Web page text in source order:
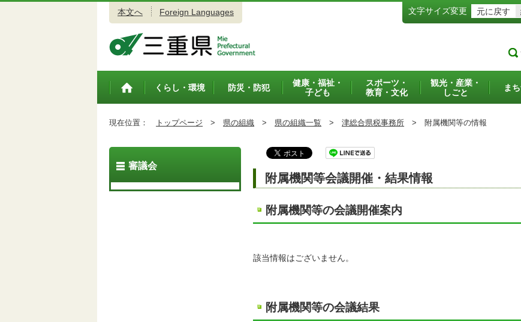
本文へ Foreign Languages 文字サイズ変更 元に戻す
トップペ
くらし・環境 防災・防犯
健康・福祉・
子ども
スポーツ・
教育・文化
観光・産業・
しごと
ま
現在位置： トップページ > 県の組織 > 県の組織一覧 > 津総合県税事務所 > 附属機関等の情報
附属機関等会議開催・結果情報
附属機関等の会議開催案内
該当情報はございません。
附属機関等の会議結果
審議会